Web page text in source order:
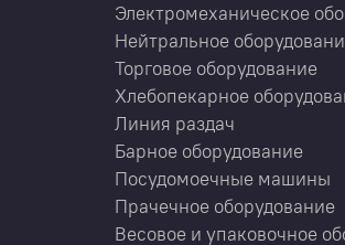
Электромеханическое
Нейтральное
Торговое оборудование
Хлебопекарное
Линия раздач
Барное оборудование
Посудомоечные машины
Прачечное оборудование
Весовое и упаковочное